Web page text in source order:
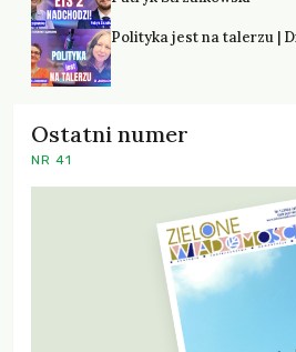
Polityka jest na talerzu |
Ostatni numer
NR 41